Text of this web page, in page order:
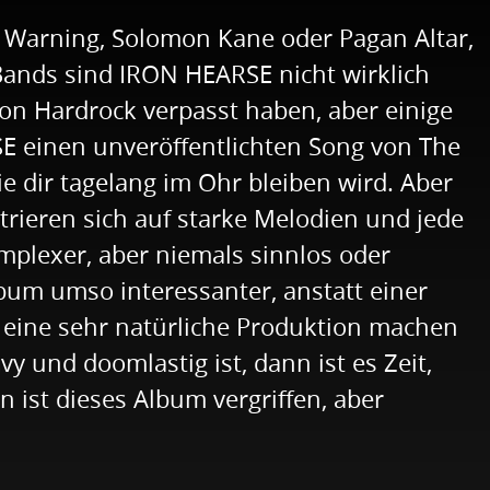
Solomon Kane oder Pagan Altar,
sind IRON HEARSE nicht wirklich
Hardrock verpasst haben, aber einige
einen unveröffentlichten Song von The
dir tagelang im Ohr bleiben wird. Aber
sich auf starke Melodien und jede
aber niemals sinnlos oder
umso interessanter, anstatt einer
sehr natürliche Produktion machen
und doomlastig ist, dann ist es Zeit,
ist dieses Album vergriffen, aber